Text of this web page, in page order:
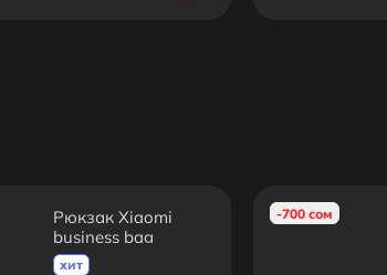
Рюкзак Xiaomi
business bag
хит
-700 сом